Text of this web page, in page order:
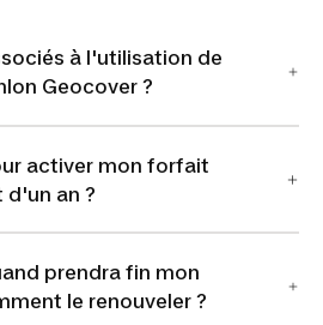
à l'utilisation de
Geocover ?
activer mon forfait
an ?
prendra fin mon
le renouveler ?